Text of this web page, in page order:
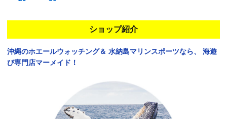
ショップ紹介
沖縄のホエールウォッチング＆ 水納島マリンスポーツなら、
海遊
び専門店マーメイド！